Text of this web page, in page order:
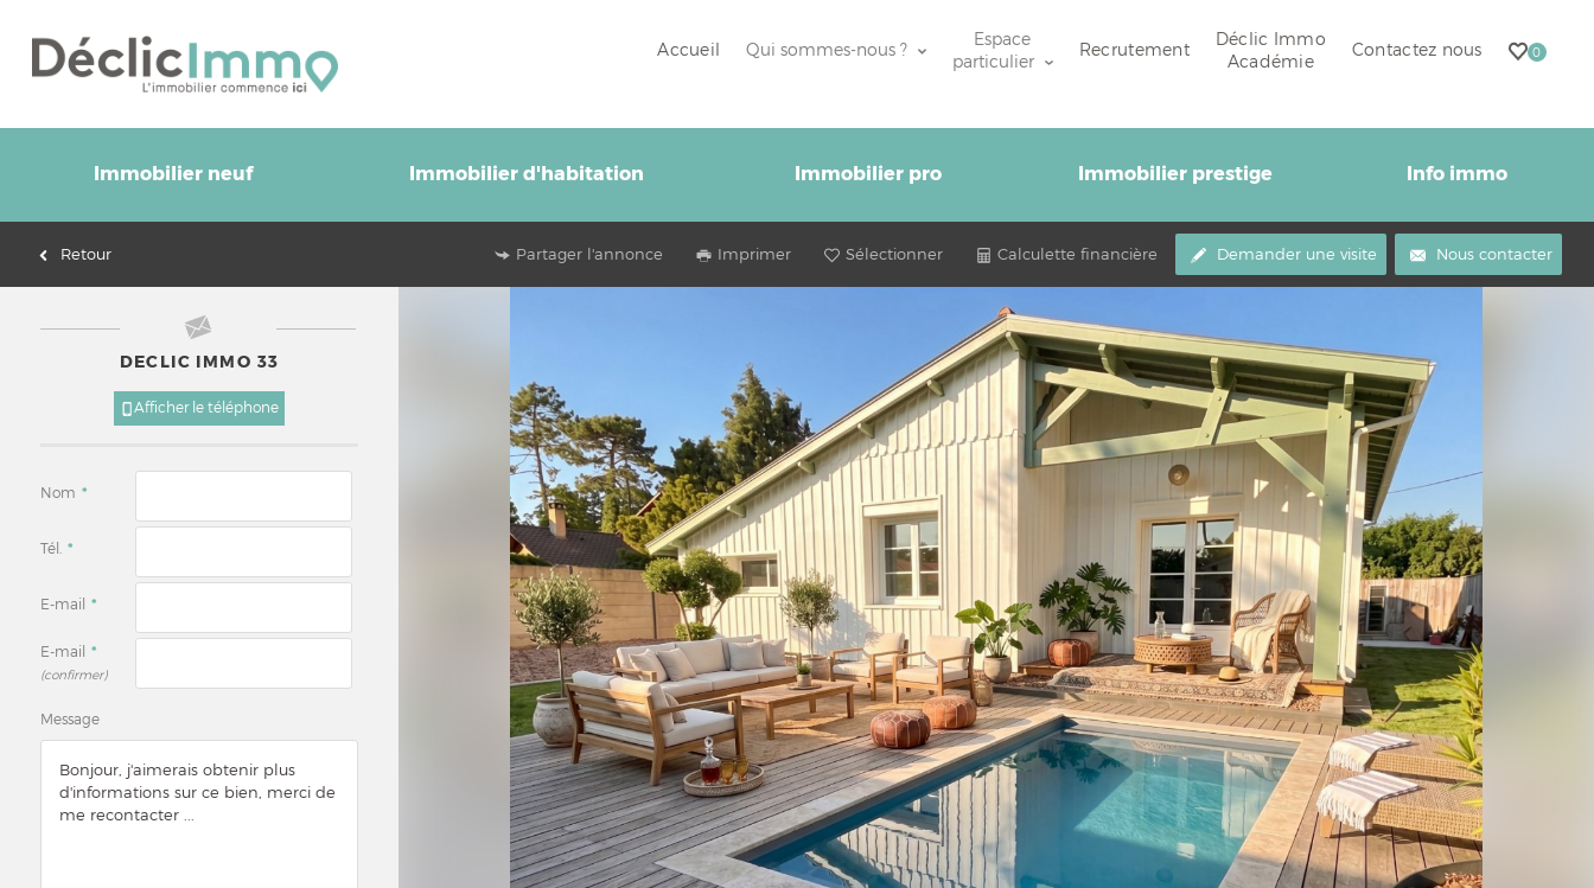
Accueil Qui sommes-nous ?
Espace
particulier
Recrutement
Déclic Immo
Académie
Contactez nous 0
Immobilier neuf Immobilier d'habitation Immobilier pro Immobilier prestige Info immo
Retour Partager l'annonce Imprimer Sélectionner Calculette financière Demander une visite Nous contacter
DECLIC IMMO 33
Afficher le téléphone
Nom *
Tél. *
E-mail *
E-mail *
(confirmer)
Message